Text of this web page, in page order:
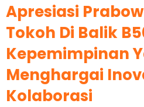
Apresiasi
Tokoh Di Balik
Kepemimpinan
Menghargai
Kolaborasi